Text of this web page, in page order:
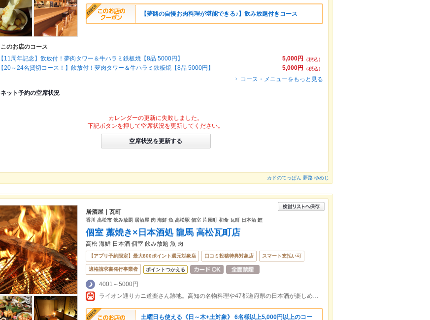
【夢路の自慢お肉料理が堪能できる♪】飲み放題付きコース
このお店のコース
5,000円
（税込）
【11周年記念】飲放付！夢肉タワー＆牛ハラミ鉄板焼【8品 5000円】
5,000円
（税込）
【20～24名貸切コース！】飲放付！夢肉タワー＆牛ハラミ鉄板焼【8品 5000円】
コース・メニューをもっと見る
ネット予約の空席状況
カレンダーの更新に失敗しました。
下記ボタンを押して空席状況を更新してください。
空席状況を更新する
カドのてっぱん 夢路 ゆめじ
居酒屋｜瓦町
香川 高松市 飲み放題 居酒屋 肉 海鮮 魚 高松駅 個室 片原町 和食 瓦町 日本酒 鰹
個室 藁焼き×日本酒処 龍馬 高松瓦町店
高松 海鮮 日本酒 個室 飲み放題 魚 肉
【アプリ予約限定】最大800ポイント還元対象店 口コミ投稿特典対象店 スマート支払い可
適格請求書発行事業者 ポイントつかえる
4001～5000円
ライオン通りカニ道楽さん跡地。高知の名物料理や47都道府県の日本酒が楽しめるお店☆片原町駅徒歩5分 瓦町駅徒歩10分
土曜日も使える《日～木+土対象》 6名様以上5,000円以上のコー